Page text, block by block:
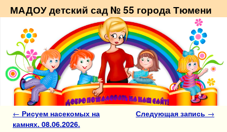
МАДОУ детский сад № 55 города Тюмени
Навигация по записям
← Рисуем насекомых на
камнях. 08.06.2026.
Следующая запись →